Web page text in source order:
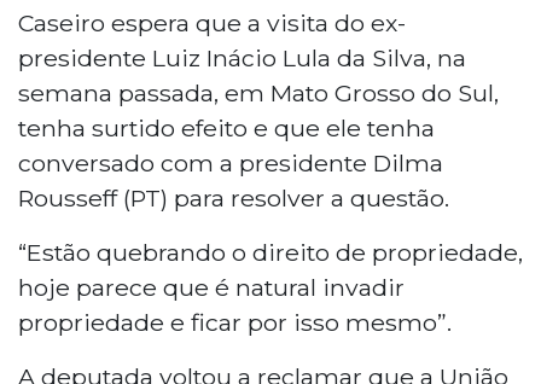
Caseiro espera que a visita do ex-
presidente Luiz Inácio Lula da Silva, na
semana passada, em Mato Grosso do Sul,
tenha surtido efeito e que ele tenha
conversado com a presidente Dilma
Rousseff (PT) para resolver a questão.
“Estão quebrando o direito de propriedade,
hoje parece que é natural invadir
propriedade e ficar por isso mesmo”.
A deputada voltou a reclamar que a União